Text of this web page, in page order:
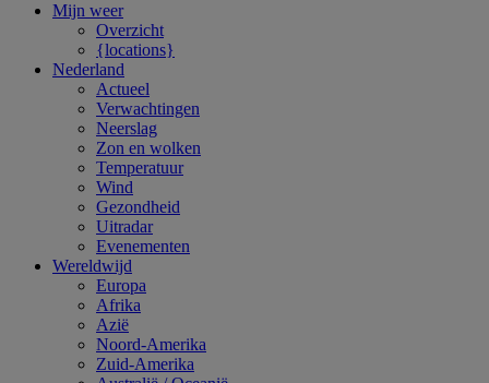
Mijn weer
Overzicht
{locations}
Nederland
Actueel
Verwachtingen
Neerslag
Zon en wolken
Temperatuur
Wind
Gezondheid
Uitradar
Evenementen
Wereldwijd
Europa
Afrika
Azië
Noord-Amerika
Zuid-Amerika